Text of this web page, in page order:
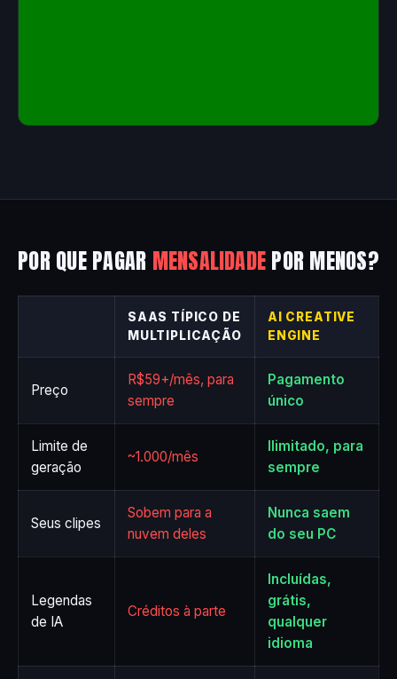
POR QUE PAGAR MENSALIDADEPOR MENOS?
SAAS TÍPICO DE
MULTIPLICAÇÃO
AI CREATIVE
ENGINE
Preço
R$59+/mês, para
sempre
Pagamento
único
Limite de
geração
~1.000/mês
Ilimitado, para
sempre
Seus clipes
Sobem para a
nuvem deles
Nunca saem
do seu PC
Legendas
de IA
Créditos à parte
Incluídas,
grátis,
qualquer
idioma